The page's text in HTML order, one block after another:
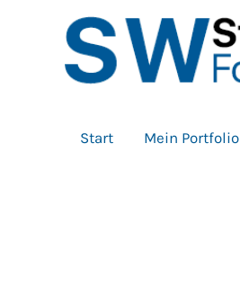
Start Mein Portfolio